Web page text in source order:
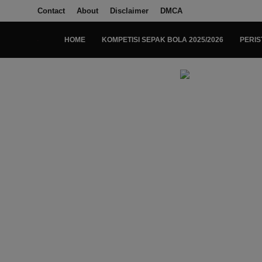
Contact About Disclaimer DMCA
HOME KOMPETISI SEPAK BOLA 2025/2026